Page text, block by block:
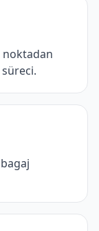
noktadan